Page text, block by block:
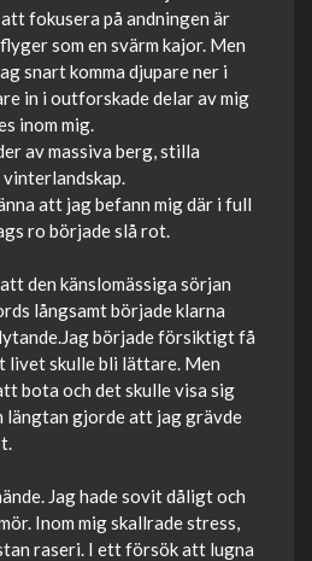
fokusera på andningen är
som en svärm kajor. Men
snart komma djupare ner i
in i outforskade delar av mig
inom mig.
av massiva berg, stilla
att jag befann mig där i full
ro började slå rot.
den känslomässiga sörjan
långsamt började klarna
började försiktigt få
livet skulle bli lättare. Men
bota och det skulle visa sig
längtan gjorde att jag grävde
Jag hade sovit dåligt och
Inom mig skallrade stress,
raseri. I ett försök att lugna